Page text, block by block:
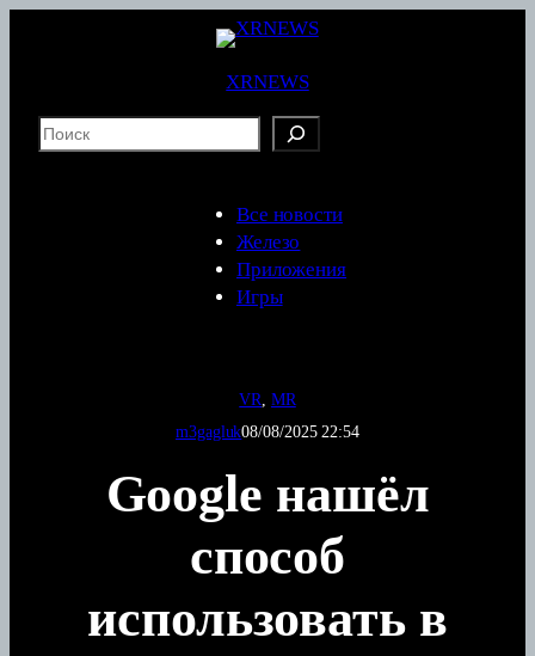
XRNEWS
Все новости
Железо
Приложения
Игры
VR, MR
m3gagluk08/08/2025 22:54
Google нашёл
способ
использовать в